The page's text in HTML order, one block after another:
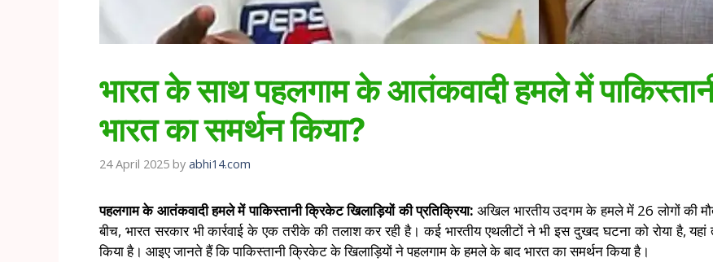
भारत के साथ पहलगाम के आतंकवादी हमले में
भारत का समर्थन किया?
24 April 2025 by abhi14.com
पहलगाम के आतंकवादी हमले में पाकिस्तानी क्रिकेट खिलाड़ियों की प्रतिक्रिया: अखिल भारतीय उदगम के हमले में 26 लोगों की
बीच, भारत सरकार भी कार्रवाई के एक तरीके की तलाश कर रही है। कई भारतीय एथलीटों ने भी इस दुखद घटना को रोया है,
किया है। आइए जानते हैं कि पाकिस्तानी क्रिकेट के खिलाड़ियों ने पहलगाम के हमले के बाद भारत का समर्थन किया है।